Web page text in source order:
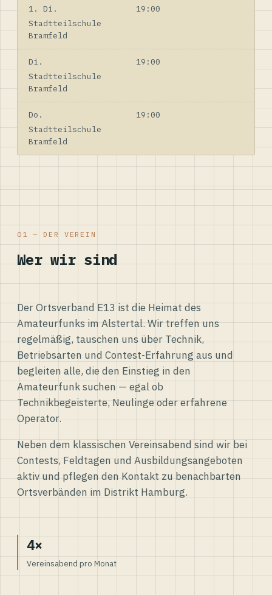
1. Di.
19:00
Stadtteilschule
Bramfeld
Di.
19:00
Stadtteilschule
Bramfeld
Do.
19:00
Stadtteilschule
Bramfeld
01 — DER VEREIN
Wer wir sind
Der Ortsverband E13 ist die Heimat des
Amateurfunks im Alstertal. Wir treffen uns
regelmäßig, tauschen uns über Technik,
Betriebsarten und Contest-Erfahrung aus und
begleiten alle, die den Einstieg in den
Amateurfunk suchen — egal ob
Technikbegeisterte, Neulinge oder erfahrene
Operator.
Neben dem klassischen Vereinsabend sind wir bei
Contests, Feldtagen und Ausbildungsangeboten
aktiv und pflegen den Kontakt zu benachbarten
Ortsverbänden im Distrikt Hamburg.
4×
Vereinsabend pro Monat